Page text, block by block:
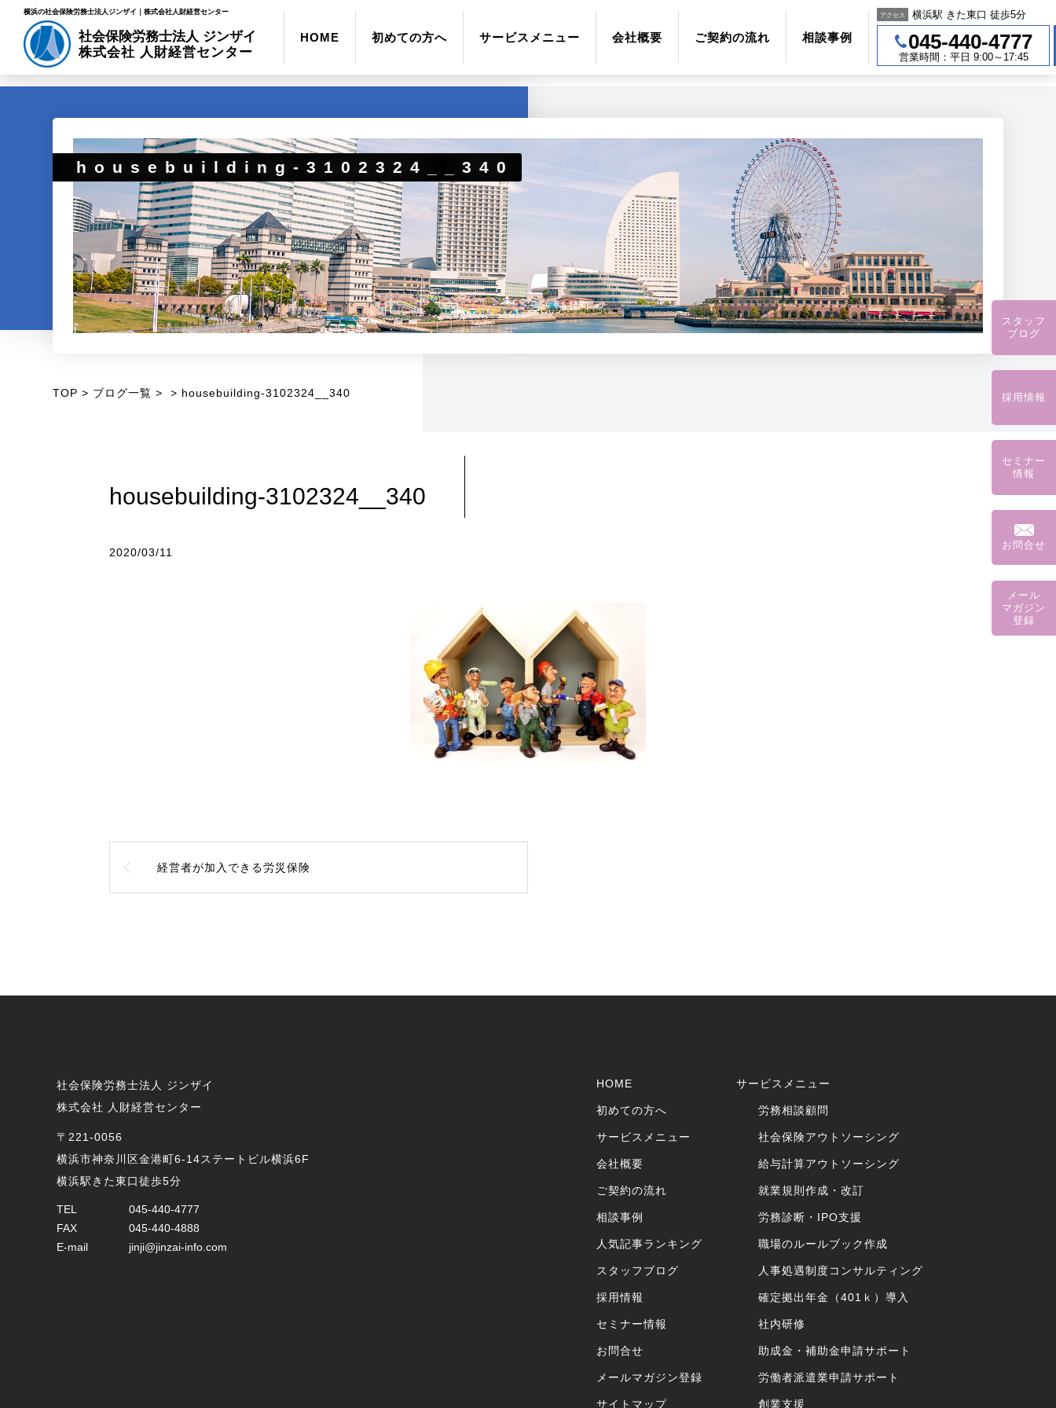
横浜の社会保険労務士法人ジンザイ｜株式会社人財経営センター
社会保険労務士法人 ジンザイ
株式会社 人財経営センター
HOME 初めての方へ サービスメニュー 会社概要 ご契約の流れ 相談事例
アクセス 横浜駅 きた東口 徒歩5分
045-440-4777
営業時間：平日 9:00～17:45
housebuilding-3102324__340
TOP ブログ一覧 housebuilding-3102324__340
housebuilding-3102324__340
2020/03/11
経営者が加入できる労災保険
社会保険労務士法人 ジンザイ
株式会社 人財経営センター
〒221-0056
横浜市神奈川区金港町6-14ステートビル横浜6F
横浜駅きた東口徒歩5分
TEL
045-440-4777
FAX
045-440-4888
E-mail
jinji@jinzai-info.com
HOME
初めての方へ
サービスメニュー
会社概要
ご契約の流れ
相談事例
人気記事ランキング
スタッフブログ
採用情報
セミナー情報
お問合せ
メールマガジン登録
サイトマップ
サービスメニュー
労務相談顧問
社会保険アウトソーシング
給与計算アウトソーシング
就業規則作成・改訂
労務診断・IPO支援
職場のルールブック作成
人事処遇制度コンサルティング
確定拠出年金（401ｋ）導入
社内研修
助成金・補助金申請サポート
労働者派遣業申請サポート
創業支援
スタッフ
ブログ
採用情報
セミナー
情報
お問合せ
メール
マガジン
登録